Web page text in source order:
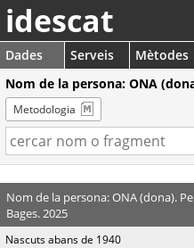
idescat
Dades Serveis Mètodes
Nom de la persona: ONA
Metodologia
Nom de la persona: ONA (dona).
Bages. 2025
Nascuts abans de 1940